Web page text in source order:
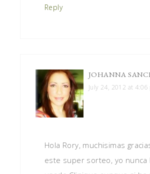
Reply
JOHANNA
July 24, 2012 at 4:06
Hola Rory, muchisimas
este super sorteo, yo nunca